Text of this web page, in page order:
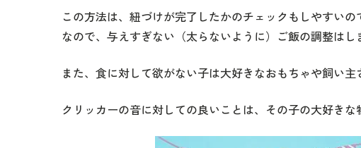
この方法は、紐づけが完了したかのチェックもしやすい
なので、与えすぎない（太らないように）ご飯の調整はし
また、食に対して欲がない子は大好きなおもちゃや飼い
クリッカーの音に対しての良いことは、その子の大好きな